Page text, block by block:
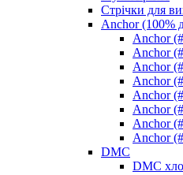
Стрічки для
Anchor (100%
Anchor
Anchor
Anchor
Anchor
Anchor
Anchor
Anchor
Anchor
DMC
DMC